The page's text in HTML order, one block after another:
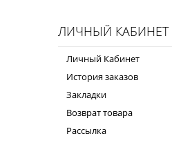
ЛИЧНЫЙ КАБИНЕТ
Личный Кабинет
История заказов
Закладки
Возврат товара
Рассылка